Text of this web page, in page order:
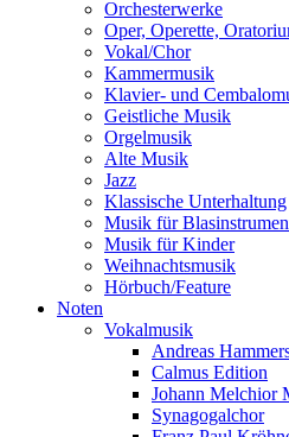
Orchesterwerke
Oper, Operette,
Vokal/Chor
Kammermusik
Klavier- und
Geistliche Musik
Orgelmusik
Alte Musik
Jazz
Klassische Unterhaltung
Musik für
Musik für Kinder
Weihnachtsmusik
Hörbuch/Feature
Noten
Vokalmusik
Andreas
Calmus Edition
Johann Melchior
Synagogalchor